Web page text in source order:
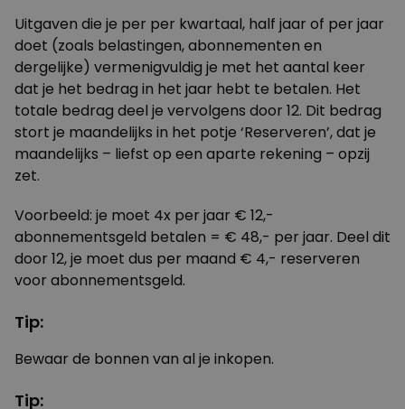
Uitgaven die je per per kwartaal, half jaar of per jaar
doet (zoals belastingen, abonnementen en
dergelijke) vermenigvuldig je met het aantal keer
dat je het bedrag in het jaar hebt te betalen. Het
totale bedrag deel je vervolgens door 12. Dit bedrag
stort je maandelijks in het potje ‘Reserveren’, dat je
maandelijks – liefst op een aparte rekening – opzij
zet.
Voorbeeld: je moet 4x per jaar € 12,-
abonnementsgeld betalen = € 48,- per jaar. Deel dit
door 12, je moet dus per maand € 4,- reserveren
voor abonnementsgeld.
Tip:
Bewaar de bonnen van al je inkopen.
Tip: